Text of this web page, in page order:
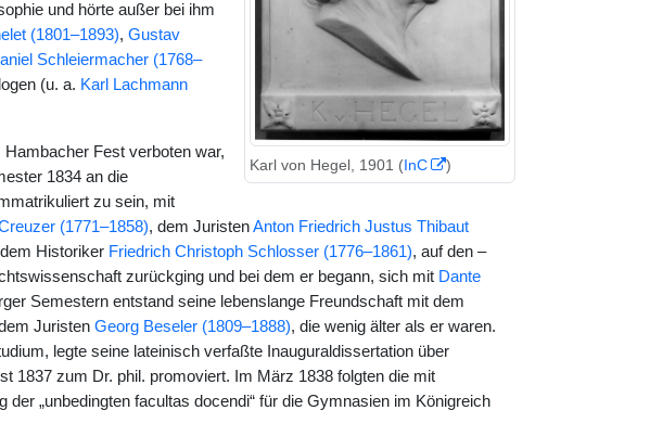
Karl von Hegel, 1901 (InC )
und hörte außer bei ihm
(1801–1893), Gustav
Schleiermacher (1768–
(u. a. Karl Lachmann
Fest verboten war,
1834 an die
zu sein, mit
(1771–1858), dem JuristenAnton Friedrich Justus Thibaut
Historiker Friedrich Christoph Schlosser (1776–1861), auf den –
zurückging und bei dem er begann, sich mit Dante
Semestern entstand seine lebenslange Freundschaft mit dem
Juristen Georg Beseler (1809–1888), die wenig älter als er waren.
legte seine lateinisch verfaßte Inauguraldissertation über
1837 zum Dr. phil. promoviert. Im März 1838 folgten die mit
„unbedingten facultas docendi“ für die Gymnasien im Königreich